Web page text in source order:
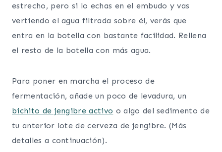
estrecho, pero si lo echas en el embudo y vas
vertiendo el agua filtrada sobre él, verás que
entra en la botella con bastante facilidad. Rellena
el resto de la botella con más agua.
Para poner en marcha el proceso de
fermentación, añade un poco de levadura, un
bichito de jengibre activo o algo del sedimento de
tu anterior lote de cerveza de jengibre. (Más
detalles a continuación).